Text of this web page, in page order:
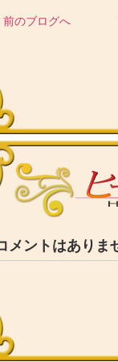
前のブログへ
メントはありま